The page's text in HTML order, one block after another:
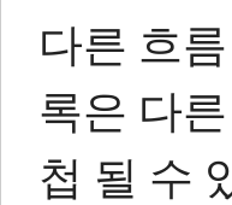
다른 흐
록은 다
첩 될 수